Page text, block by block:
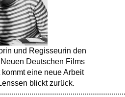
und Regisseurin den
Deutschen Films
eine neue Arbeit
blickt zurück.